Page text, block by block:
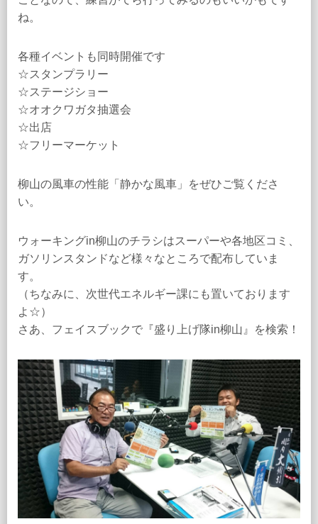
ね。
各種イベントも同時開催です
☆スタンプラリー
☆ステージショー
☆オオクワガタ抽選会
☆出店
☆フリーマーケット
柳山の風車の性能「静かな風車」をぜひご覧くださ
い。
ウォーキングin柳山のチラシはスーパーや各地区コミ、
ガソリンスタンドなど様々なところで配布していま
す。
（ちなみに、次世代エネルギー課にも置いております
よ☆）
さあ、フェイスブックで『盛り上げ隊in柳山』を検索！